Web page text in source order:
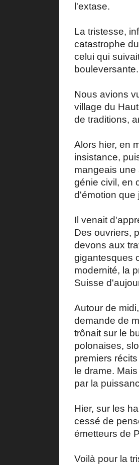
l'extase.
La tristesse,
catastrophe
celui qui
bouleversante.
Nous avions
village du
de traditions,
Alors hier, en
insistance,
mangeais une
génie civil, en
d'émotion que
Il venait
Des ouvriers,
devons aux
gigantesques
modernité, la
Suisse
Autour de
demande de
trônait sur le
polonaises,
premiers
le drame.
par la
Hier, sur les
cessé de
émetteurs de
Voilà pour la